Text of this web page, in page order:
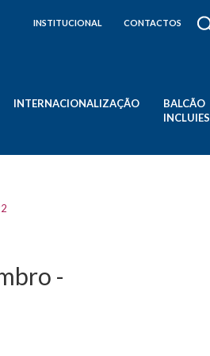
INSTITUCIONAL CONTACTOS
INTERNACIONALIZAÇÃO
BALCÃO
INCLUIES
-